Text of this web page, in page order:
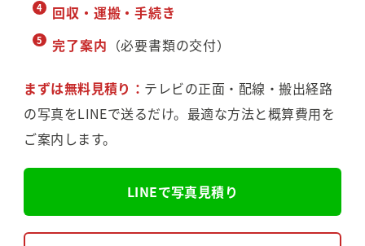
回収・運搬・手続き
完了案内 （必要書類の交付）
まずは無料見積り： テレビの正面・配線・搬出経路
の写真をLINEで送るだけ。最適な方法と概算費用を
ご案内します。
LINEで写真見積り